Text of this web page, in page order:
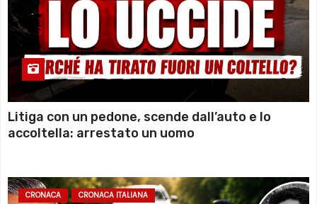
Litiga con un pedone, scende dall’auto e lo
accoltella: arrestato un uomo
CRONACA CRONACA ITALIANA